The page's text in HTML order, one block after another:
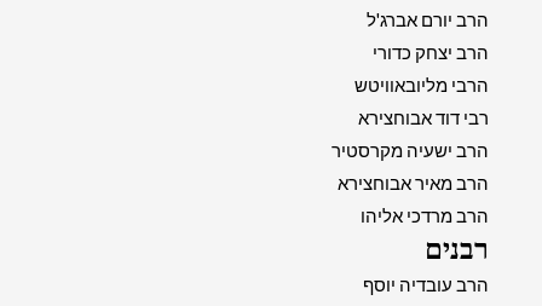
הרב יורם אברג'ל
הרב יצחק כדורי
הרבי מליובאוויטש
רבי דוד אבוחצירא
הרב ישעיה מקרסטיר
הרב מאיר אבוחצירא
הרב מרדכי אליהו
רבנים
הרב עובדיה יוסף